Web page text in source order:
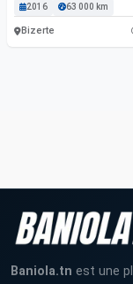
2016 63 000 km
Bizerte
Baniola.tn est une